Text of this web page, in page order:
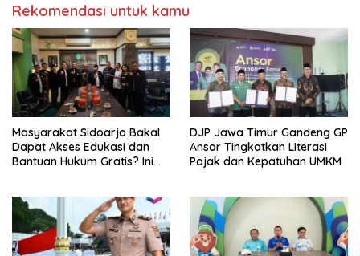
Rekomendasi untuk kamu
Masyarakat Sidoarjo Bakal
Dapat Akses Edukasi dan
Bantuan Hukum Gratis? Ini
DJP Jawa Timur Gandeng GP
Ansor Tingkatkan Literasi
Pajak dan Kepatuhan UMKM